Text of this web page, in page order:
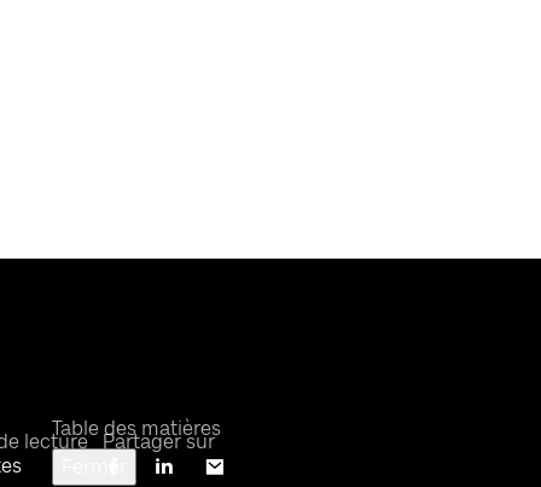
lecture
Partager sur
Table des matières